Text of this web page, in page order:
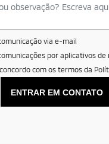
via e-mail
por aplicativos de
com os termos da
ENTRAR EM CONTATO